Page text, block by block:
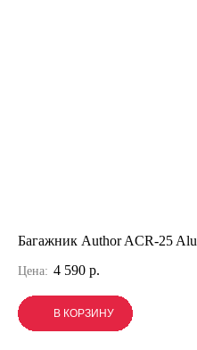
Багажник Author ACR-25 Alu
Цена: 4 590 р.
В КОРЗИНУ
В КОРЗИНУ
В КОРЗИНУ